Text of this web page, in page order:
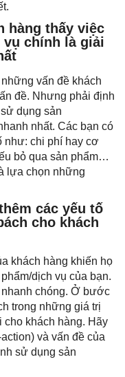
hàng thấy việc
vụ chính là giải
vấn đề khách
đề. Nhưng phải định
dụng sản
nhất. Các bạn có
như: chi phí hay cơ
bỏ qua sản phẩm…
lựa chọn những
các yếu tố
cho khách
khách hàng khiến họ
dịch vụ của bạn.
chóng. Ở bước
trong những giá trị
cho khách hàng. Hãy
và vấn đề của
sử dụng sản